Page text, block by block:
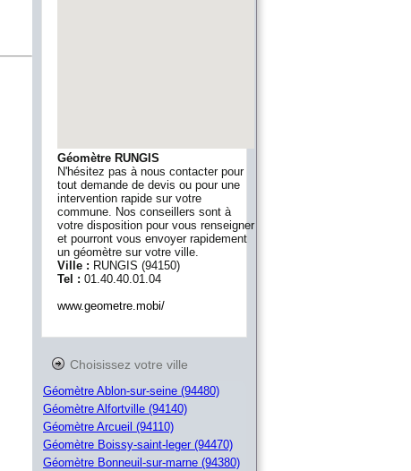
Géomètre RUNGIS
N'hésitez pas à nous contacter pour
tout demande de devis ou pour une
intervention rapide sur votre
commune. Nos conseillers sont à
votre disposition pour vous renseigner
et pourront vous envoyer rapidement
un géomètre sur votre ville.
Ville : RUNGIS (94150)
Tel : 01.40.40.01.04
www.geometre.mobi/
Choisissez votre ville
Géomètre Ablon-sur-seine (94480)
Géomètre Alfortville (94140)
Géomètre Arcueil (94110)
Géomètre Boissy-saint-leger (94470)
Géomètre Bonneuil-sur-marne (94380)